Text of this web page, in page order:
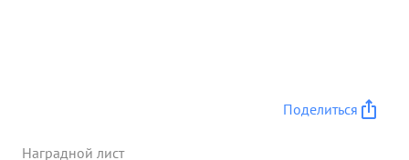
Поделиться
Наградной лист